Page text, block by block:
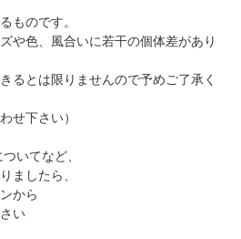
ものです。
や色、風合いに若干の個体差があり
るとは限りませんので予めご了承く
せ下さい）
いてなど、
ましたら、
から
い